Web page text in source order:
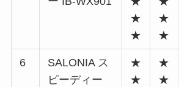
★
★
★
★
6
SALONIA ス
ピーディー
★
★
★
★